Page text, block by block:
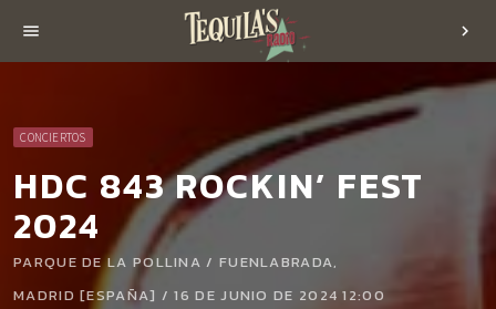
menu chevron_right
CONCIERTOS
HDC 843 ROCKIN’ FEST
2024
PARQUE DE LA POLLINA / FUENLABRADA,
MADRID [ESPAÑA] / 16 DE JUNIO DE 2024 12:00